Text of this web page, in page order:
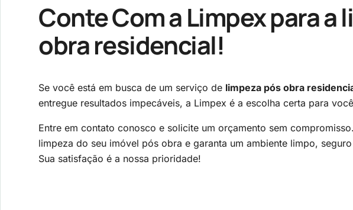
Conte Com a Limpex para a
obra residencial!
Se você está em busca de um serviço de limpeza pós obra
entregue resultados impecáveis, a Limpex é a escolha certa para
Entre em contato conosco e solicite um orçamento sem
limpeza do seu imóvel pós obra e garanta um ambiente limpo,
Sua satisfação é a nossa prioridade!